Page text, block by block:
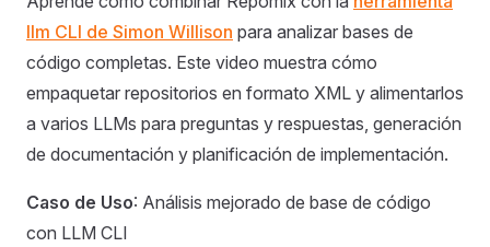
llm CLI de Simon Willison para analizar bases de
código completas. Este video muestra cómo
empaquetar repositorios en formato XML y alimentarlos
a varios LLMs para preguntas y respuestas, generación
de documentación y planificación de implementación.
Caso de Uso: Análisis mejorado de base de código
con LLM CLI